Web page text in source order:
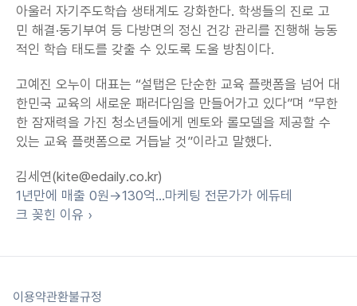
아울러 자기주도학습 생태계도 강화한다. 학생들의 진로 고
민 해결·동기부여 등 다방면의 정신 건강 관리를 진행해 능동
적인 학습 태도를 갖출 수 있도록 도울 방침이다.
고예진 오누이 대표는 “설탭은 단순한 교육 플랫폼을 넘어 대
한민국 교육의 새로운 패러다임을 만들어가고 있다”며 “무한
한 잠재력을 가진 청소년들에게 멘토와 롤모델을 제공할 수
있는 교육 플랫폼으로 거듭날 것”이라고 말했다.
김세연(kite@edaily.co.kr)
1년만에 매출 0원→130억…마케팅 전문가가 에듀테
크 꽂힌 이유 ›
이용약관환불규정